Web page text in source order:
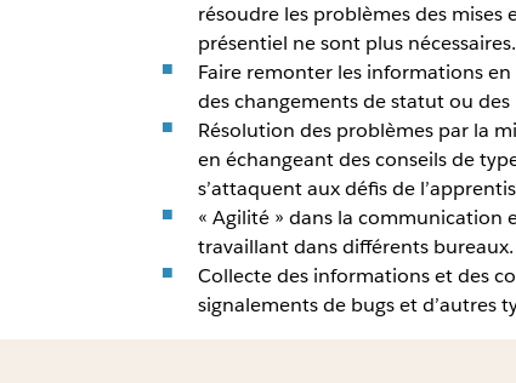
résoudre les problèmes des
présentiel ne sont plus nécessaires.
Faire remonter les informations en
des changements de statut ou
Résolution des problèmes par la
en échangeant des conseils de
s’attaquent aux défis de
« Agilité » dans la communication
travaillant dans différents bureaux.
Collecte des informations et des
signalements de bugs et d’autres